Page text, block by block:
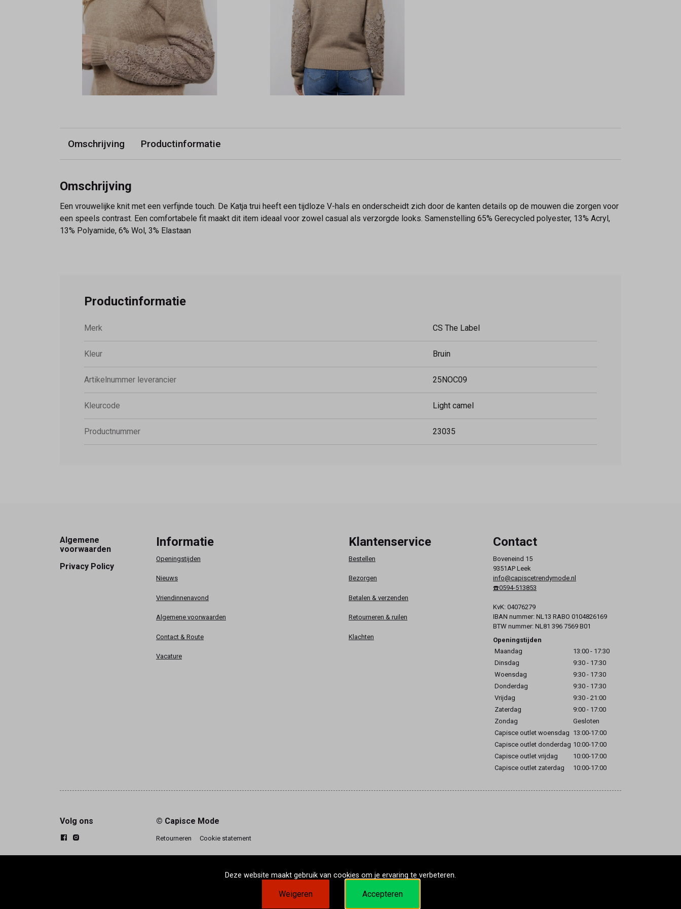
Omschrijving Productinformatie
Omschrijving
Een vrouwelijke knit met een verfijnde touch. De Katja trui heeft een tijdloze V-hals en onderscheidt zich door de kanten details op de mouwen die zorgen voor
een speels contrast. Een comfortabele fit maakt dit item ideaal voor zowel casual als verzorgde looks. Samenstelling 65% Gerecycled polyester, 13% Acryl,
13% Polyamide, 6% Wol, 3% Elastaan
Productinformatie
Merk CS The Label
Kleur Bruin
Artikelnummer leverancier 25NOC09
Kleurcode Light camel
Productnummer 23035
Footer
Algemene
voorwaarden
Privacy Policy
Informatie
Openingstijden
Nieuws
Vriendinnenavond
Algemene voorwaarden
Contact & Route
Vacature
Klantenservice
Bestellen
Bezorgen
Betalen & verzenden
Retourneren & ruilen
Klachten
Contact
Boveneind 15
9351AP Leek
info@capiscetrendymode.nl
☎️0594-513853
KvK: 04076279
IBAN nummer: NL13 RABO 0104826169
BTW nummer: NL81 396 7569 B01
Openingstijden
Maandag
13:00 - 17:30
Dinsdag
9:30 - 17:30
Woensdag
9:30 - 17:30
Donderdag
9:30 - 17:30
Vrijdag
9:30 - 21:00
Zaterdag
9:00 - 17:00
Zondag
Gesloten
Capisce outlet woensdag 13:00-17:00
Capisce outlet donderdag 10:00-17:00
Capisce outlet vrijdag
10:00-17:00
Capisce outlet zaterdag
10:00-17:00
Volg ons © Capisce Mode
Retourneren Cookie statement
Deze website maakt gebruik van cookies om je ervaring te verbeteren.
Weigeren Accepteren